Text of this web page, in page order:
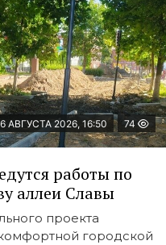
6 АВГУСТА 2026, 16:50 74
работы по
аллеи Славы
проекта
городской